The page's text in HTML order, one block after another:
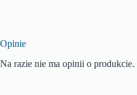
Opinie
Na razie nie ma opinii o produkcie.